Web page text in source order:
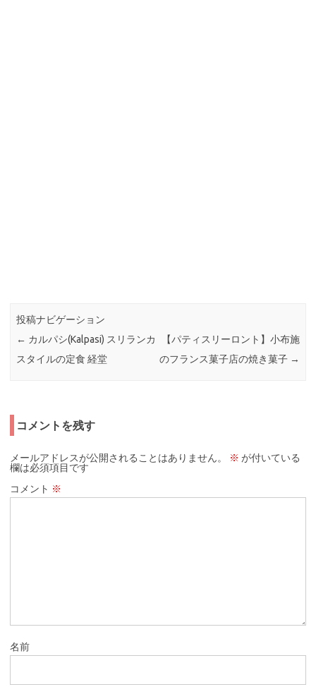
投稿ナビゲーション
← カルパシ(Kalpasi) スリランカ
スタイルの定食 経堂
【パティスリーロント】小布施
のフランス菓子店の焼き菓子 →
コメントを残す
メールアドレスが公開されることはありません。 ※ が付いている
欄は必須項目です
コメント ※
名前